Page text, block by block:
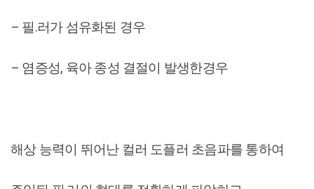
– 필.러가 섬유화된 경우
– 염증성, 육아 종성 결절이 발생한경우
해상 능력이 뛰어난 컬러 도플러 초음파를 통하여